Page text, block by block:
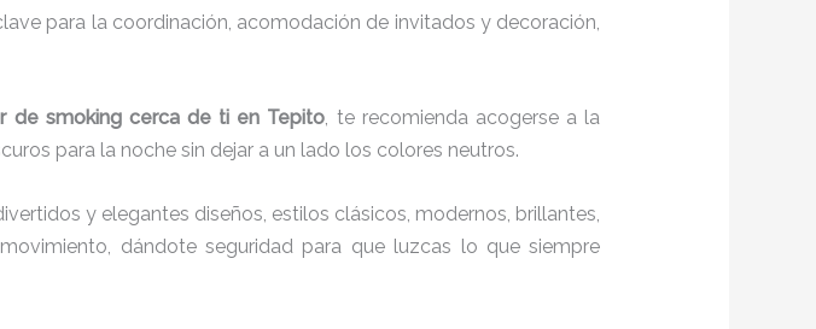
para la coordinación, acomodación de invitados y decoración,
de smoking cerca de ti en Tepito, te recomienda acogerse a la
para la noche sin dejar a un lado los colores neutros.
y elegantes diseños, estilos clásicos, modernos, brillantes,
dándote seguridad para que luzcas lo que siempre